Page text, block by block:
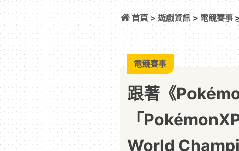
首頁 >遊戲資訊 > 電競賽事
「PokémonXP」與
2026」！
電競賽事
跟著《
「
World